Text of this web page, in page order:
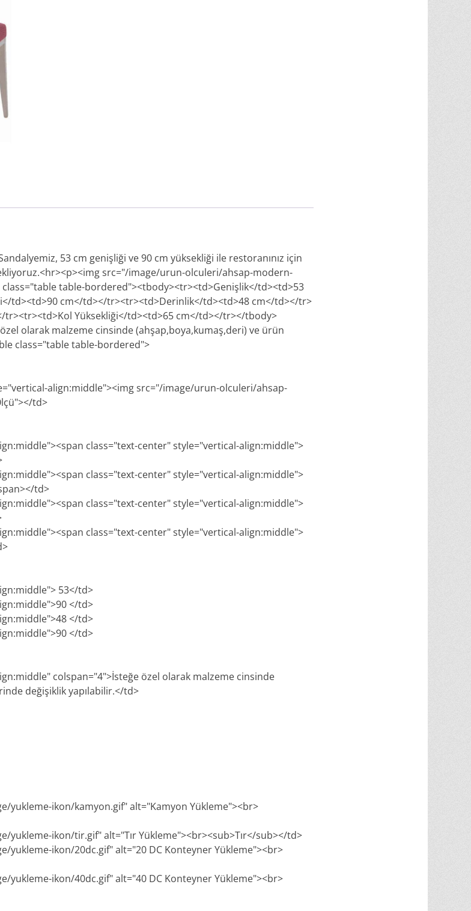
53 cm genişliği ve 90 cm yüksekliği ile restoranınız için
src="/image/urun-olculeri/ahsap-modern-
table-bordered"><tbody><tr><td>Genişlik</td><td>53
td><td>90 cm</td></tr><tr><td>Derinlik</td><td>48 cm</td></tr>
tr><tr><td>Kol Yüksekliği</td><td>65 cm</td></tr></tbody>
olarak malzeme cinsinde (ahşap,boya,kumaş,deri) ve ürün
class="table table-bordered">
align:middle"><img src="/image/urun-olculeri/ahsap-
td>
class="text-center" style="vertical-align:middle">
class="text-center" style="vertical-align:middle">
td>
class="text-center" style="vertical-align:middle">
class="text-center" style="vertical-align:middle">
53</td>
</td>
</td>
</td>
colspan="4">İsteğe özel olarak malzeme cinsinde
değişiklik yapılabilir.</td>
yukleme-ikon/kamyon.gif" alt="Kamyon Yükleme"><br>
yukleme-ikon/tir.gif" alt="Tır Yükleme"><br><sub>Tır</sub></td>
yukleme-ikon/20dc.gif" alt="20 DC Konteyner Yükleme"><br>
yukleme-ikon/40dc.gif" alt="40 DC Konteyner Yükleme"><br>